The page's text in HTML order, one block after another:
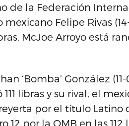
de la Federación
Felipe Rivas
McJoe Arroyo está
‘Bomba’ González
libras y su rival, el
por el título Latino
12 por la OMB en las 112